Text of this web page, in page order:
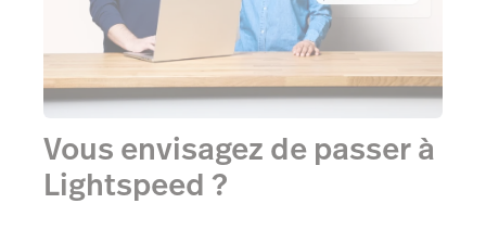
Vous envisagez de passer à
Lightspeed ?